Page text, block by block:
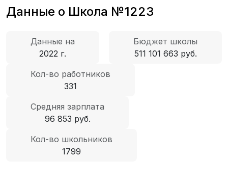
Данные о Школа №1223
Данные на
2022 г.
Бюджет школы
511 101 663 руб.
Кол-во работников
331
Средняя зарплата
96 853 руб.
Кол-во школьников
1799